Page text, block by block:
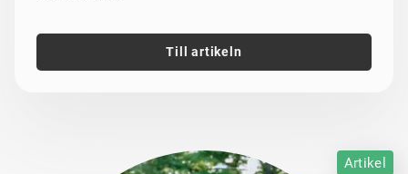
Till artikeln
Artikel